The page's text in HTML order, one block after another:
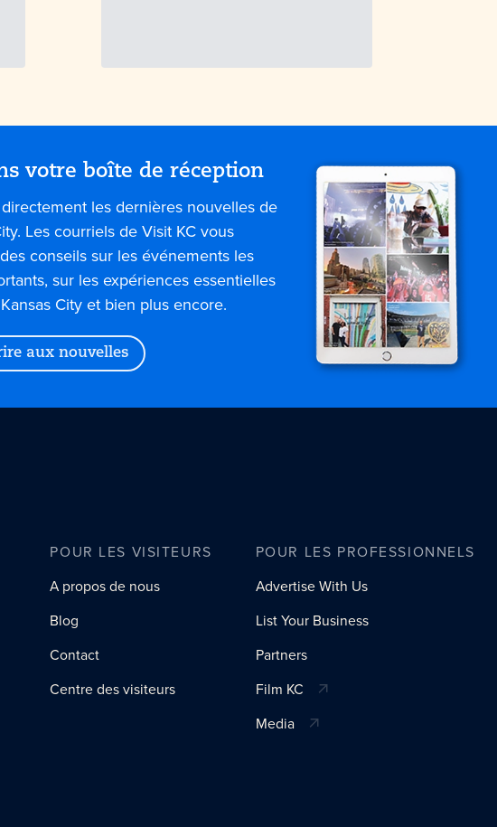
votre boîte de réception
les dernières nouvelles de
Les courriels de Visit KC vous
conseils sur les événements les
sur les expériences essentielles
City et bien plus encore.
aux nouvelles
POUR LES VISITEURS
A propos de nous
Blog
Contact
Centre des visiteurs
POUR LES PROFESSIONNELS
Advertise With Us
List Your Business
Partners
Film KC
Media